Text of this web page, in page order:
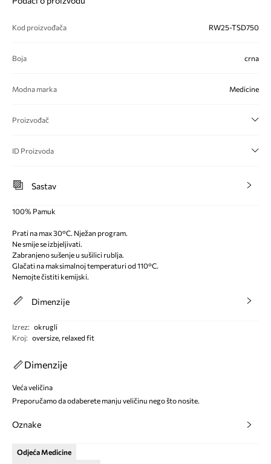
Kod proizvođača RW25-TSD750
Boja crna
Modna marka Medicine
Proizvođač
ID Proizvoda
Sastav
100% Pamuk
Prati na max 30°C. Nježan program.
Ne smije se izbjeljivati.
Zabranjeno sušenje u sušilici rublja.
Glačati na maksimalnoj temperaturi od 110°C.
Nemojte čistiti kemijski.
Dimenzije
Izrez: okrugli
Kroj: oversize, relaxed fit
Dimenzije
Veća veličina
Preporučamo da odaberete manju veličinu nego što nosite.
Oznake
Odjeća Medicine